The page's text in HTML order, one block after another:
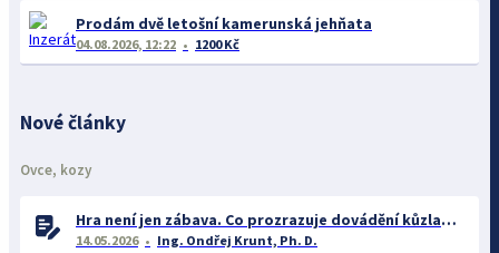
Prodám dvě letošní kamerunská jehňata
04.08.2026, 12:22 1200 Kč
Nové články
Ovce, kozy
Hra není jen zábava. Co prozrazuje dovádění kůzlat o jejich welfare?
14.05.2026 Ing. Ondřej Krunt, Ph. D.